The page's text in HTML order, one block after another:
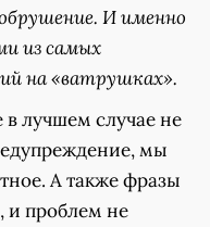
И именно
из самых
на «ватрушках».
в лучшем случае не
мы
А также фразы
и проблем не